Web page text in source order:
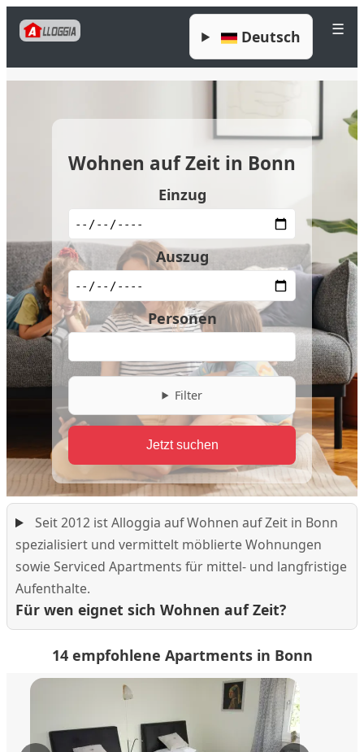
☰
Deutsch
Wohnen auf Zeit in Bonn
Einzug
Auszug
Personen
Filter
Seit 2012 ist Alloggia auf Wohnen auf Zeit in Bonn
spezialisiert und vermittelt möblierte Wohnungen
sowie Serviced Apartments für mittel- und langfristige
Aufenthalte.
Für wen eignet sich Wohnen auf Zeit?
14 empfohlene Apartments in Bonn